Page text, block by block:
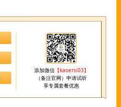
添加微信【kaoersi03】
（备注官网）申请试听
享专属套餐优惠